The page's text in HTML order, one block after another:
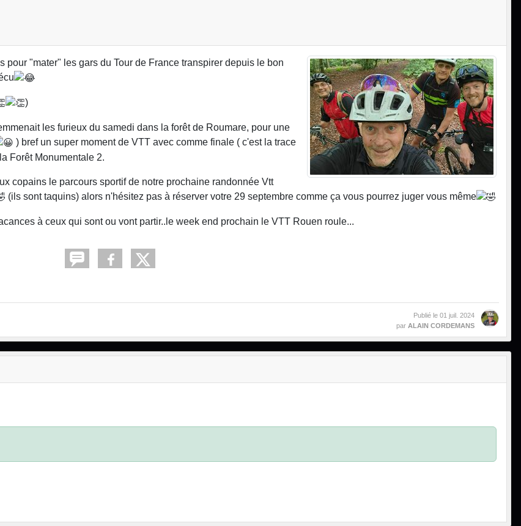
"mater" les gars du Tour de France transpirer depuis le bon
)
les furieux du samedi dans la forêt de Roumare, pour une
) bref un super moment de VTT avec comme finale ( c'est la trace
Forêt Monumentale 2.
copains le parcours sportif de notre prochaine randonnée Vtt
(ils sont taquins) alors n'hésitez pas à réserver votre 29 septembre comme ça vous pourrez juger vous même
à ceux qui sont ou vont partir..le week end prochain le VTT Rouen roule...
Publié le 01 juil. 2024
par ALAIN CORDEMANS